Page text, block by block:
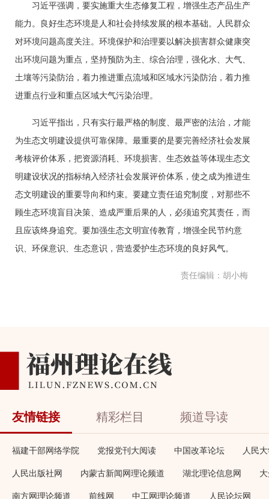
习近平强调，要实施重大生态修复工程，增强生态产品生产
能力。良好生态环境是人和社会持续发展的根本基础。人民群众
对环境问题高度关注。环境保护和治理要以解决损害群众健康突
出环境问题为重点，坚持预防为主、综合治理，强化水、大气、
土壤等污染防治，着力推进重点流域和区域水污染防治，着力推
进重点行业和重点区域大气污染治理。
习近平指出，只有实行最严格的制度、最严密的法治，才能
为生态文明建设提供可靠保障。最重要的是要完善经济社会发展
考核评价体系，把资源消耗、环境损害、生态效益等体现生态文
明建设状况的指标纳入经济社会发展评价体系，使之成为推进生
态文明建设的重要导向和约束。要建立责任追究制度，对那些不
顾生态环境盲目决策、造成严重后果的人，必须追究其责任，而
且应该终身追究。要加强生态文明宣传教育，增强全民节约意
识、环保意识、生态意识，营造爱护生态环境的良好风气。
责任编辑：胡小梅
友情链接 精彩栏目 频道导读
福建干部网络学院 党报党刊大阅读 中国改革论坛 人民
人民出版社网 内蒙古新闻网理论频道 湖北理论信息网
南方网理论频道 前线网 中工网理论频道 人民论坛网